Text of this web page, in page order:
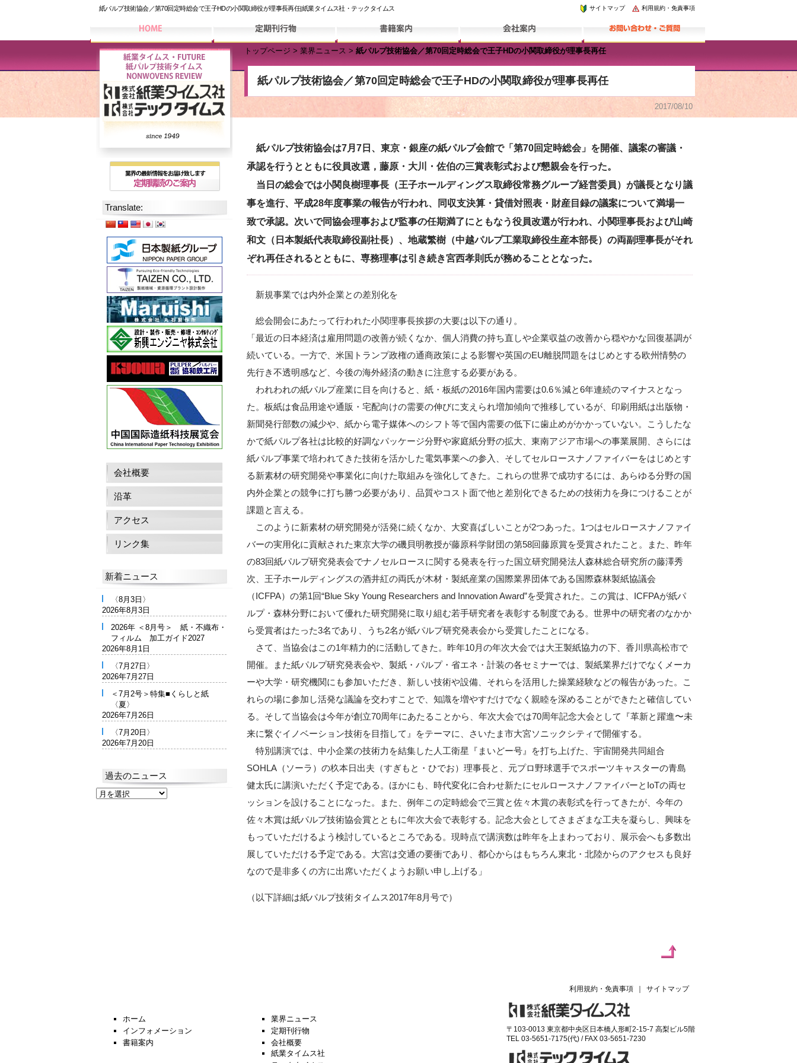
紙パルプ技術協会／第70回定時総会で王子HDの小関取締役が理事長再任|紙業タイムス社・テックタイムス 利用規約・免責事項
サイトマップ
トップページ > 業界ニュース > 紙パルプ技術協会／第70回定時総会で王子HDの小関取締役が理事長再任
紙パルプ技術協会／第70回定時総会で王子HDの小関取締役が理事長再任
2017/08/10
紙パルプ技術協会は7月7日、東京・銀座の紙パルプ会館で「第70回定時総会」を開催、議案の審議・
承認を行うとともに役員改選，藤原・大川・佐伯の三賞表彰式および懇親会を行った。
当日の総会では小関良樹理事長（王子ホールディングス取締役常務グループ経営委員）が議長となり議
事を進行、平成28年度事業の報告が行われ、同収支決算・貸借対照表・財産目録の議案について満場一
致で承認。次いで同協会理事および監事の任期満了にともなう役員改選が行われ、小関理事長および山崎
和文（日本製紙代表取締役副社長）、地蔵繁樹（中越パルプ工業取締役生産本部長）の両副理事長がそれ
ぞれ再任されるとともに、専務理事は引き続き宮西孝則氏が務めることとなった。
新規事業では内外企業との差別化を
総会開会にあたって行われた小関理事長挨拶の大要は以下の通り。
「最近の日本経済は雇用問題の改善が続くなか、個人消費の持ち直しや企業収益の改善から穏やかな回復基調が
続いている。一方で、米国トランプ政権の通商政策による影響や英国のEU離脱問題をはじめとする欧州情勢の
先行き不透明感など、今後の海外経済の動きに注意する必要がある。
われわれの紙パルプ産業に目を向けると、紙・板紙の2016年国内需要は0.6％減と6年連続のマイナスとなっ
た。板紙は食品用途や通販・宅配向けの需要の伸びに支えられ増加傾向で推移しているが、印刷用紙は出版物・
新聞発行部数の減少や、紙から電子媒体へのシフト等で国内需要の低下に歯止めがかかっていない。こうしたな
かで紙パルプ各社は比較的好調なパッケージ分野や家庭紙分野の拡大、東南アジア市場への事業展開、さらには
紙パルプ事業で培われてきた技術を活かした電気事業への参入、そしてセルロースナノファイバーをはじめとす
る新素材の研究開発や事業化に向けた取組みを強化してきた。これらの世界で成功するには、あらゆる分野の国
内外企業との競争に打ち勝つ必要があり、品質やコスト面で他と差別化できるための技術力を身につけることが
課題と言える。
このように新素材の研究開発が活発に続くなか、大変喜ばしいことが2つあった。1つはセルロースナノファイ
バーの実用化に貢献された東京大学の磯貝明教授が藤原科学財団の第58回藤原賞を受賞されたこと。また、昨年
の83回紙パルプ研究発表会でナノセルロースに関する発表を行った国立研究開発法人森林総合研究所の藤澤秀
次、王子ホールディングスの酒井紅の両氏が木材・製紙産業の国際業界団体である国際森林製紙協議会
（ICFPA）の第1回“Blue Sky Young Researchers and Innovation Award”を受賞された。この賞は、ICFPAが紙パ
ルプ・森林分野において優れた研究開発に取り組む若手研究者を表彰する制度である。世界中の研究者のなかか
ら受賞者はたった3名であり、うち2名が紙パルプ研究発表会から受賞したことになる。
さて、当協会はこの1年精力的に活動してきた。昨年10月の年次大会では大王製紙協力の下、香川県高松市で
開催。また紙パルプ研究発表会や、製紙・パルプ・省エネ・計装の各セミナーでは、製紙業界だけでなくメーカ
ーや大学・研究機関にも参加いただき、新しい技術や設備、それらを活用した操業経験などの報告があった。こ
れらの場に参加し活発な議論を交わすことで、知識を増やすだけでなく親睦を深めることができたと確信してい
る。そして当協会は今年が創立70周年にあたることから、年次大会では70周年記念大会として『革新と躍進〜未
来に繋ぐイノベーション技術を目指して』をテーマに、さいたま市大宮ソニックシティで開催する。
特別講演では、中小企業の技術力を結集した人工衛星『まいどー号』を打ち上げた、宇宙開発共同組合
SOHLA（ソーラ）の杦本日出夫（すぎもと・ひでお）理事長と、元プロ野球選手でスポーツキャスターの青島
健太氏に講演いただく予定である。ほかにも、時代変化に合わせ新たにセルロースナノファイバーとIoTの両セ
ッションを設けることになった。また、例年この定時総会で三賞と佐々木賞の表彰式を行ってきたが、今年の
佐々木賞は紙パルプ技術協会賞とともに年次大会で表彰する。記念大会としてさまざまな工夫を凝らし、興味を
もっていただけるよう検討しているところである。現時点で講演数は昨年を上まわっており、展示会へも多数出
展していただける予定である。大宮は交通の要衝であり、都心からはもちろん東北・北陸からのアクセスも良好
なので是非多くの方に出席いただくようお願い申し上げる」
（以下詳細は紙パルプ技術タイムス2017年8月号で）
Translate:
会社概要
沿革
アクセス
リンク集
新着ニュース
〈8月3日〉
2026年8月3日
2026年 ＜8月号＞ 紙・不織布・
フィルム 加工ガイド2027
2026年8月1日
〈7月27日〉
2026年7月27日
＜7月2号＞特集■くらしと紙
〈夏〉
2026年7月26日
〈7月20日〉
2026年7月20日
過去のニュース
過
ホーム
業界ニュース
インフォメーション
定期刊行物
書籍案内
会社概要
紙業タイムス社
サイトマップ
利用規約・免責事項
〒103-0013 東京都中央区日本橋人形町2-15-7 高梨ビル5階
TEL 03-5651-7175(代) / FAX 03-5651-7230